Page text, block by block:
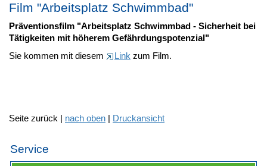
Film "Arbeitsplatz Schwimmbad"
Präventionsfilm "Arbeitsplatz Schwimmbad - Sicherheit bei
Tätigkeiten mit höherem Gefährdungspotenzial"
Sie kommen mit diesem
Link zum Film.
Seite zurück | nach oben | Druckansicht
Service